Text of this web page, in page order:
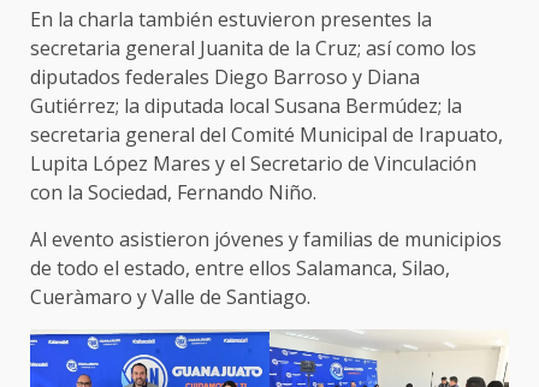
En la charla también estuvieron presentes la
secretaria general Juanita de la Cruz; así como los
diputados federales Diego Barroso y Diana
Gutiérrez; la diputada local Susana Bermúdez; la
secretaria general del Comité Municipal de Irapuato,
Lupita López Mares y el Secretario de Vinculación
con la Sociedad, Fernando Niño.
Al evento asistieron jóvenes y familias de municipios
de todo el estado, entre ellos Salamanca, Silao,
Cueràmaro y Valle de Santiago.